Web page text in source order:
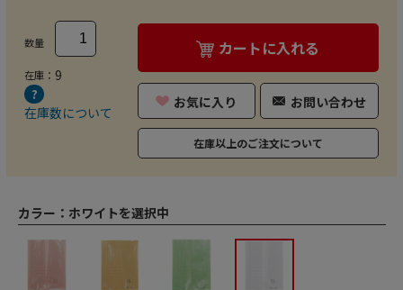
数量
在庫： 9
在庫数について
カートに入れる
お気に入り お問い合わせ
在庫以上のご注文について
カラー： ホワイトを選択中